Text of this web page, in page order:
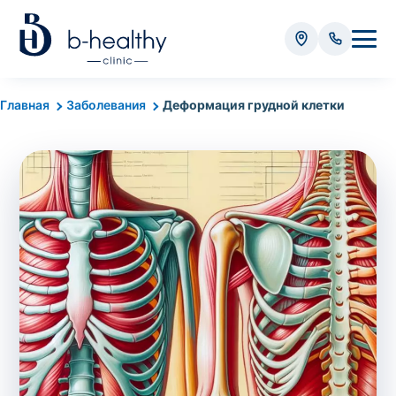
Главная Заболевания Деформация грудной клетки
Анализы
анализа):
Стоимость забора крови - 50 грн
Стоимость забора биоматериала (кроме
крови) – от 35 грн
Итого: 0 грн
Попередній запис на дослідження не